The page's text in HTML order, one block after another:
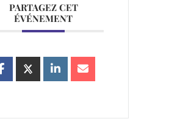
PARTAGEZ CET
ÉVÉNEMENT